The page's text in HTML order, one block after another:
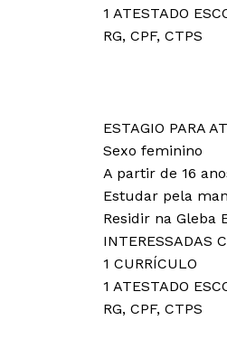
1 ATESTADO
RG, CPF, CTPS
ESTAGIO PARA
Sexo feminino
A partir de 16
Estudar pela
Residir na Gleba
INTERESSADAS
1 CURRÍCULO
1 ATESTADO
RG, CPF, CTPS